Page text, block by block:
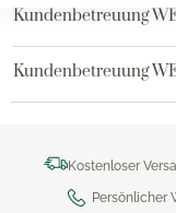
Kundenbetreuung
Kundenbetreuung
Kostenloser
Persönlicher